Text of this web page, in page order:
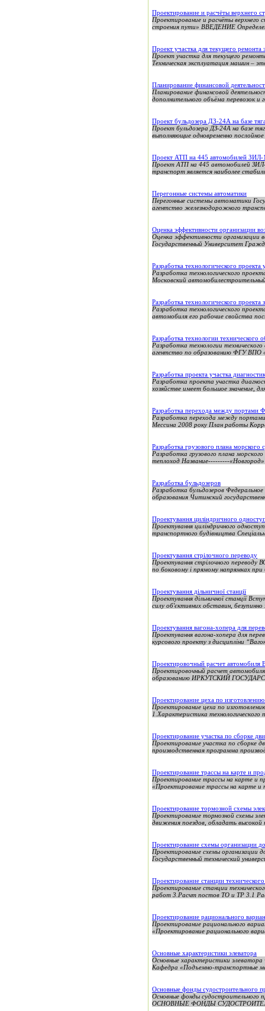
Проектирование и расчёты верхнего
Проектирование и расчёты
строения пути» ВВЕДЕНИЕ
Проект участка для текущего ремонта
Проект участка для текущего
Техническая эксплуатация машин –
Планирование финансовой
Планирование финансовой
дополнительного объёма перевозок и
Проект бульдозера ДЗ-24А на базе
Проект бульдозера ДЗ-24А на базе
выполняющие одновременно
Проект АТП на 445 автомобилей ЗИЛ-
Проект АТП на 445 автомобилей
транспорт является наиболее
Перегонные системы автоматики
Перегонные системы автоматики
агентство железнодорожного
Оценка эффективности организации
Оценка эффективности организации
Государственный Университет
Разработка технологического
Разработка технологического
Московский
Разработка технологического
Разработка технологического
автомобиля его рабочие свойства
Разработка технологии технического
Разработка технологии
агентство по образованию ФГУ ВПО
Разработка проекта участка
Разработка проекта участка
хозяйстве имеет большое значение,
Разработка перехода между портами
Разработка перехода между
Мессина 2008 року План работы
Разработка грузового плана морского
Разработка грузового плана
теплоход Название---------
Разработка бульдозеров
Разработка бульдозеров
образования Читинский
Проектування циліндричного
Проектування циліндричного
транспортного будівництва
Проектування стрілочного переводу
Проектування стрілочного переводу
по боковому і прямому напрямках при
Проектування дільничної станції
Проектування дільничної станції
силу об'єктивних обставин,
Проектування вагона-хопера для
Проектування вагона-хопера для
курсового проекту з дисципліни
Проектировочный расчет автомобиля
Проектировочный расчет
образованию ИРКУТСКИЙ
Проектирование цеха по
Проектирование цеха по
1.Характеристика технологического
Проектирование участка по сборке
Проектирование участка по сборке
производственная программа
Проектирование трассы на карте и
Проектирование трассы на карте и
«Проектирование трассы на карте и
Проектирование тормозной схемы
Проектирование тормозной схемы
движения поездов, обладать
Проектирование схемы организации
Проектирование схемы организации
Государственный технический
Проектирование станции
Проектирование станции
работ 3.Расчт постов ТО и ТР 3.1
Проектирование рационального
Проектирование рационального
«Проектирование рационального
Основные характеристики элеватора
Основные характеристики
Кафедра «Подъемно-транспортные
Основные фонды судостроительного
Основные фонды
ОСНОВНЫЕ ФОНДЫ